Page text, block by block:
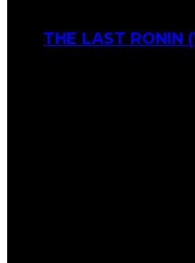
THE LAST RONIN